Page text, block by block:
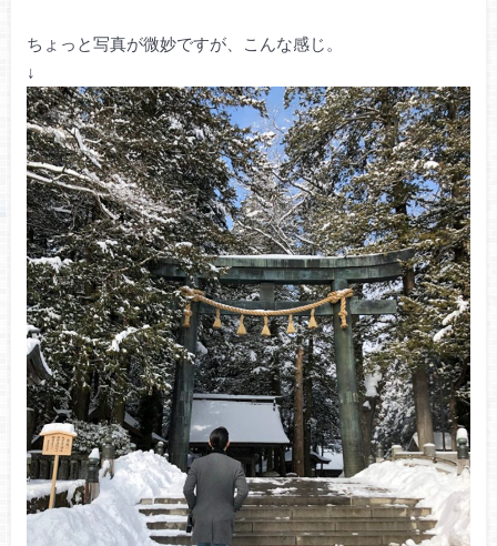
ちょっと写真が微妙ですが、こんな感じ。
↓